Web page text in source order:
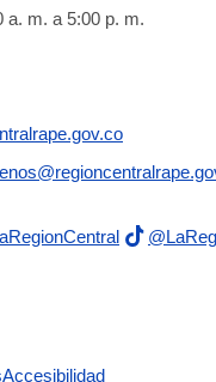
a. m. a 5:00 p. m.
Accesibilidad